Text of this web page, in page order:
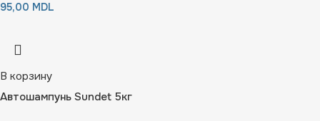
95,00 MDL
В корзину
Автошампунь Sundet 5кг